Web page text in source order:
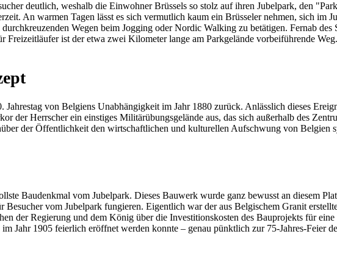
deutlich, weshalb die Einwohner Brüssels so stolz auf ihren Jubelpark, den
An warmen Tagen lässt es sich vermutlich kaum ein Brüsseler nehmen, sich im
Wegen beim Jogging oder Nordic Walking zu betätigen. Fernab
ist der etwa zwei Kilometer lange am Parkgelände vorbeiführende
von Belgiens Unabhängigkeit im Jahr 1880 zurück. Anlässlich dieses
der Herrscher ein einstiges Militärübungsgelände aus, das sich außerhalb des
der Öffentlichkeit den wirtschaftlichen und kulturellen Aufschwung von Belgien
Baudenkmal vom Jubelpark. Dieses Bauwerk wurde ganz bewusst an diesem
vom Jubelpark fungieren. Eigentlich war der aus Belgischem Granit
der Regierung und dem König über die Investitionskosten des Bauprojekts für
Jahr 1905 feierlich eröffnet werden konnte – genau pünktlich zur 75-Jahres-Feier